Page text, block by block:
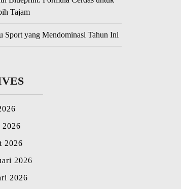
Tajam
Sport yang Mendominasi Tahun Ini
2026
2026
2026